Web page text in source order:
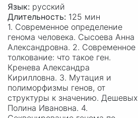
Язык: русский
Длительность: 125 мин
1. Современное определение
генома человека. Сысоева Анна
Александровна. 2. Современное
толкование: что такое ген.
Кренева Александра
Кирилловна. 3. Мутация и
полиморфизмы генов, от
структуры к значению. Дешевых
Полина Ивановна. 4.